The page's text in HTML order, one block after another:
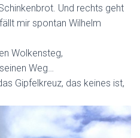
Und rechts geht
mir spontan Wilhelm
Wolkensteg,
Weg…
Gipfelkreuz, das keines ist,